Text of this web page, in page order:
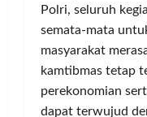
Polri, seluruh
semata-mata
masyarakat
kamtibmas tetap
perekonomian
dapat terwujud